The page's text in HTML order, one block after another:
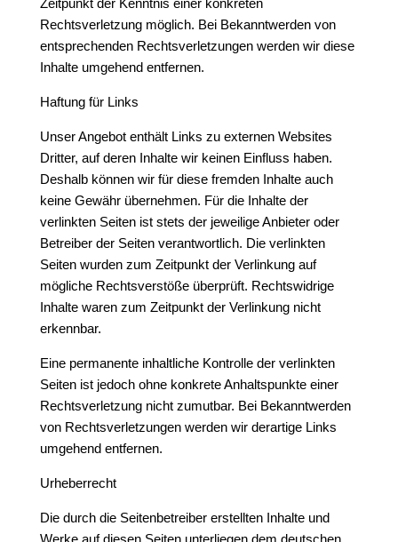
Zeitpunkt der Kenntnis einer konkreten
Rechtsverletzung möglich. Bei Bekanntwerden von
entsprechenden Rechtsverletzungen werden wir diese
Inhalte umgehend entfernen.
Haftung für Links
Unser Angebot enthält Links zu externen Websites
Dritter, auf deren Inhalte wir keinen Einfluss haben.
Deshalb können wir für diese fremden Inhalte auch
keine Gewähr übernehmen. Für die Inhalte der
verlinkten Seiten ist stets der jeweilige Anbieter oder
Betreiber der Seiten verantwortlich. Die verlinkten
Seiten wurden zum Zeitpunkt der Verlinkung auf
mögliche Rechtsverstöße überprüft. Rechtswidrige
Inhalte waren zum Zeitpunkt der Verlinkung nicht
erkennbar.
Eine permanente inhaltliche Kontrolle der verlinkten
Seiten ist jedoch ohne konkrete Anhaltspunkte einer
Rechtsverletzung nicht zumutbar. Bei Bekanntwerden
von Rechtsverletzungen werden wir derartige Links
umgehend entfernen.
Urheberrecht
Die durch die Seitenbetreiber erstellten Inhalte und
Werke auf diesen Seiten unterliegen dem deutschen